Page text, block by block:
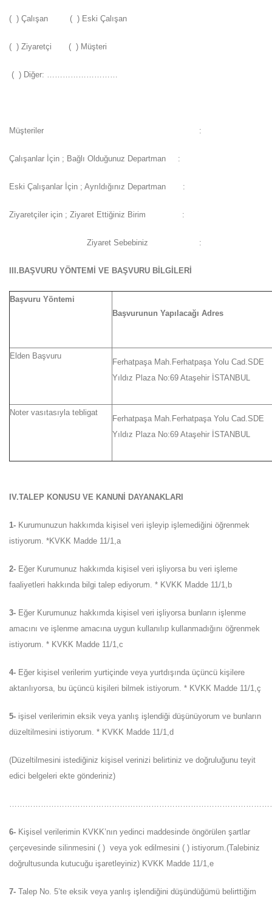
( ) Çalışan ( ) Eski Çalışan
( ) Ziyaretçi ( ) Müşteri
( ) Diğer: ………………………
Müşteriler :
Çalışanlar İçin ; Bağlı Olduğunuz Departman :
Eski Çalışanlar İçin ; Ayrıldığınız Departman :
Ziyaretçiler için ; Ziyaret Ettiğiniz Birim :
Ziyaret Sebebiniz :
III.BAŞVURU YÖNTEMİ VE BAŞVURU BİLGİLERİ
Başvuru Yöntemi
Başvurunun Yapılacağı Adres
Elden Başvuru
Ferhatpaşa Mah.Ferhatpaşa Yolu Cad.SDE
Yıldız Plaza No:69 Ataşehir İSTANBUL
Noter vasıtasıyla tebligat
Ferhatpaşa Mah.Ferhatpaşa Yolu Cad.SDE
Yıldız Plaza No:69 Ataşehir İSTANBUL
IV.TALEP KONUSU VE KANUNİ DAYANAKLARI
1- Kurumunuzun hakkımda kişisel veri işleyip işlemediğini öğrenmek
istiyorum. *KVKK Madde 11/1,a
2- Eğer Kurumunuz hakkımda kişisel veri işliyorsa bu veri işleme
faaliyetleri hakkında bilgi talep ediyorum. * KVKK Madde 11/1,b
3- Eğer Kurumunuz hakkımda kişisel veri işliyorsa bunların işlenme
amacını ve işlenme amacına uygun kullanılıp kullanmadığını öğrenmek
istiyorum. * KVKK Madde 11/1,c
4- Eğer kişisel verilerim yurtiçinde veya yurtdışında üçüncü kişilere
aktarılıyorsa, bu üçüncü kişileri bilmek istiyorum. * KVKK Madde 11/1,ç
5- işisel verilerimin eksik veya yanlış işlendiği düşünüyorum ve bunların
düzeltilmesini istiyorum. * KVKK Madde 11/1,d
(Düzeltilmesini istediğiniz kişisel verinizi belirtiniz ve doğruluğunu teyit
edici belgeleri ekte gönderiniz)
6- Kişisel verilerimin KVKK’nın yedinci maddesinde öngörülen şartlar
çerçevesinde silinmesini ( ) veya yok edilmesini ( ) istiyorum.(Talebiniz
doğrultusunda kutucuğu işaretleyiniz) KVKK Madde 11/1,e
7- Talep No. 5’te eksik veya yanlış işlendiğini düşündüğümü belirttiğim